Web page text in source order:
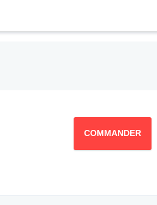
COMMANDER